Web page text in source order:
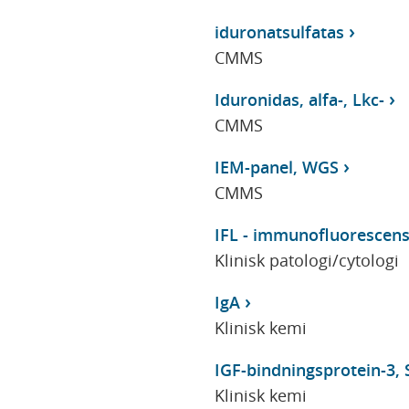
iduronatsulfatas
CMMS
Iduronidas, alfa-, Lkc-
CMMS
IEM-panel, WGS
CMMS
IFL - immunofluorescens
Klinisk patologi/cytologi
IgA
Klinisk kemi
IGF-bindningsprotein-3,
Klinisk kemi